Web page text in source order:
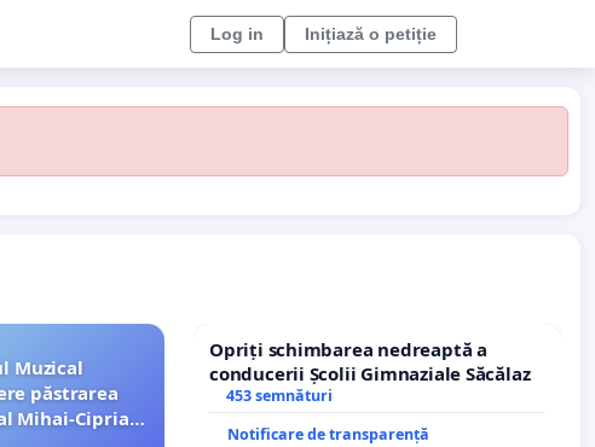
Log in Inițiază o petiție
Muzical
păstrarea
Mihai-Ciprian
Opriți schimbarea nedreaptă a
conducerii Școlii Gimnaziale Săcălaz
453 semnături
Notificare de transparență